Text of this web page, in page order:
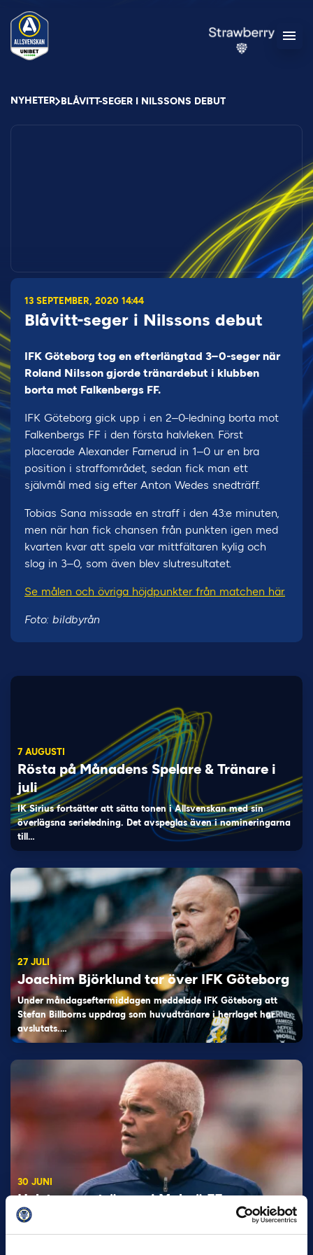
NYHETER BLÅVITT-SEGER I NILSSONS DEBUT
13 SEPTEMBER, 2020 14:44
Blåvitt-seger i Nilssons debut
IFK Göteborg tog en efterlängtad 3–0-seger när
Roland Nilsson gjorde tränardebut i klubben
borta mot Falkenbergs FF.
IFK Göteborg gick upp i en 2–0-ledning borta mot
Falkenbergs FF i den första halvleken. Först
placerade Alexander Farnerud in 1–0 ur en bra
position i straffområdet, sedan fick man ett
självmål med sig efter Anton Wedes snedträff.
Tobias Sana missade en straff i den 43:e minuten,
men när han fick chansen från punkten igen med
kvarten kvar att spela var mittfältaren kylig och
slog in 3–0, som även blev slutresultatet.
Se målen och övriga höjdpunkter från matchen här.
Foto: bildbyrån
7 AUGUSTI
Rösta på Månadens Spelare & Tränare i
juli
IK Sirius fortsätter att sätta tonen i Allsvenskan med sin
överlägsna serieledning. Det avspeglas även i nomineringarna
till…
27 JULI
Joachim Björklund tar över IFK Göteborg
Under måndagseftermiddagen meddelade IFK Göteborg att
Stefan Billborns uppdrag som huvudtränare i herrlaget har
avslutats.…
30 JUNI
Helstrup ny tränare i Malmö FF
Inleder mot…